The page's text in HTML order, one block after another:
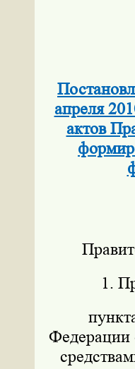
апреля
актов
1.
Федерации